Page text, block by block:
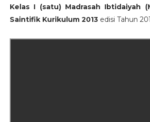
Kelas I (satu) Madrasah Ibtidaiyah
Saintifik Kurikulum 2013 edisi Tahun